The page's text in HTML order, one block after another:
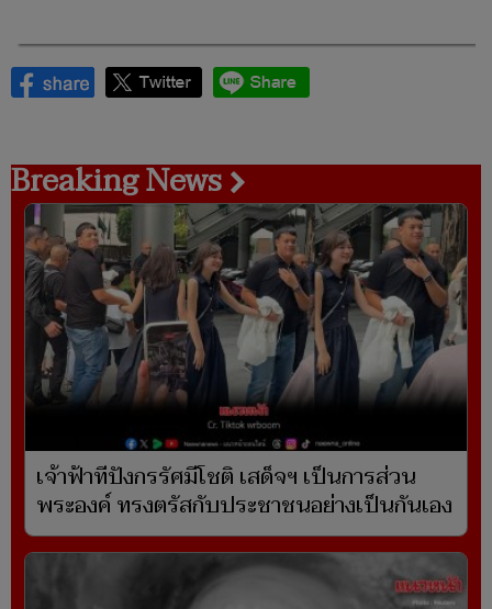
Breaking News
เจ้าฟ้าทีปังกรรัศมีโชติ เสด็จฯ เป็นการส่วน
พระองค์ ทรงตรัสกับประชาชนอย่างเป็นกันเอง